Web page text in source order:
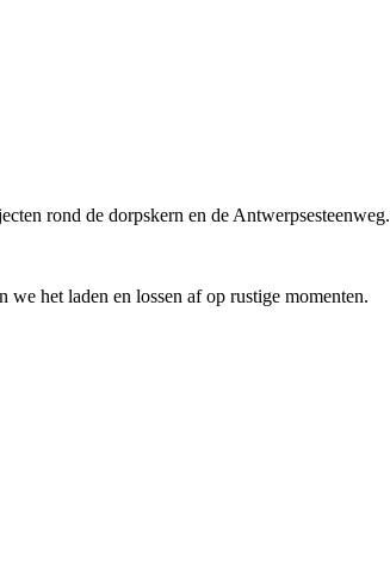
rond de dorpskern en de Antwerpsesteenweg.
het laden en lossen af op rustige momenten.